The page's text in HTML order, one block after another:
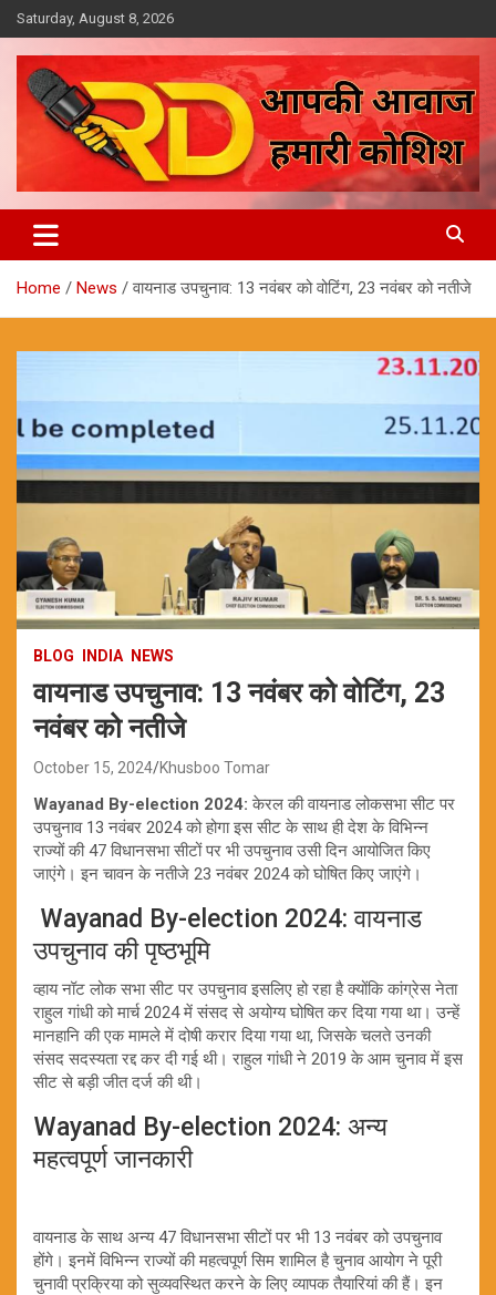
Skip
to
content
Saturday, August 8, 2026
Reporter Diaries
Home News वायनाड उपचुनाव: 13 नवंबर को वोटिंग, 23 नवंबर को नतीजे
BLOG INDIA NEWS
वायनाड उपचुनाव: 13 नवंबर को वोटिंग, 23
नवंबर को नतीजे
October 15, 2024 Khusboo Tomar
Wayanad By-election 2024: केरल की वायनाड लोकसभा सीट पर
उपचुनाव 13 नवंबर 2024 को होगा इस सीट के साथ ही देश के विभिन्न
राज्यों की 47 विधानसभा सीटों पर भी उपचुनाव उसी दिन आयोजित किए
जाएंगे। इन चावन के नतीजे 23 नवंबर 2024 को घोषित किए जाएंगे।
Wayanad By-election 2024: वायनाड
उपचुनाव की पृष्ठभूमि
व्हाय नॉट लोक सभा सीट पर उपचुनाव इसलिए हो रहा है क्योंकि कांग्रेस नेता
राहुल गांधी को मार्च 2024 में संसद से अयोग्य घोषित कर दिया गया था। उन्हें
मानहानि की एक मामले में दोषी करार दिया गया था, जिसके चलते उनकी
संसद सदस्यता रद्द कर दी गई थी। राहुल गांधी ने 2019 के आम चुनाव में इस
सीट से बड़ी जीत दर्ज की थी।
Wayanad By-election 2024: अन्य
महत्वपूर्ण जानकारी
वायनाड के साथ अन्य 47 विधानसभा सीटों पर भी 13 नवंबर को उपचुनाव
होंगे। इनमें विभिन्न राज्यों की महत्वपूर्ण सिम शामिल है चुनाव आयोग ने पूरी
चुनावी प्रक्रिया को सुव्यवस्थित करने के लिए व्यापक तैयारियां की हैं। इन